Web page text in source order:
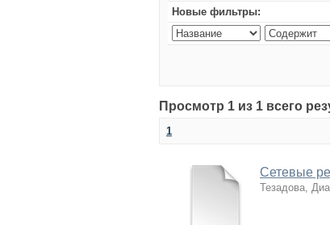
Новые фильтры:
Просмотр 1 из 1 всего
1
Сетевые
Тезадова,